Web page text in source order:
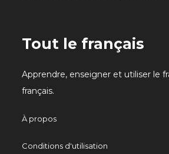
Tout le français
Apprendre, enseigner et utiliser le
français.
À propos
Conditions d'utilisation